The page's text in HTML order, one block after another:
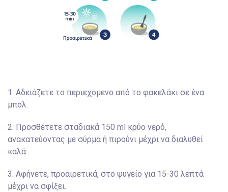
1. Αδειάζετε το περιεχόμενο από το φακελάκι σε ένα
μπολ.
2. Προσθέτετε σταδιακά 150 ml κρύο νερό,
ανακατεύοντας με σύρμα ή πιρούνι μέχρι να διαλυθεί
καλά.
3. Αφήνετε, προαιρετικά, στο ψυγείο για 15-30 λεπτά
μέχρι να σφίξει.